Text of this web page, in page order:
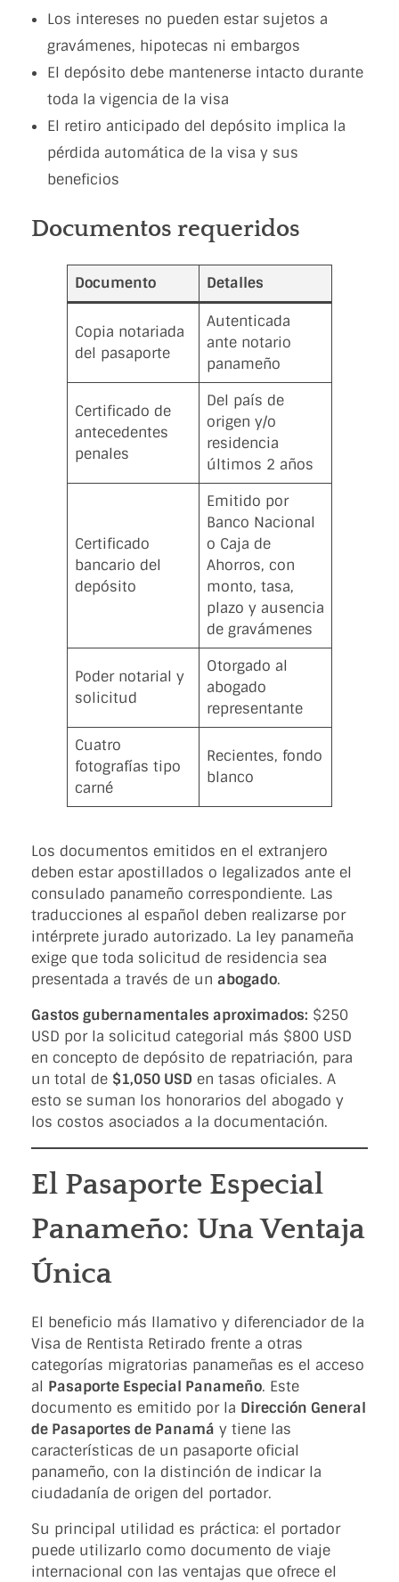
Los intereses no pueden estar sujetos a
gravámenes, hipotecas ni embargos
El depósito debe mantenerse intacto durante
toda la vigencia de la visa
El retiro anticipado del depósito implica la
pérdida automática de la visa y sus
beneficios
Documentos requeridos
Documento Detalles
Copia notariada
del pasaporte
Autenticada
ante notario
panameño
Certificado de
antecedentes
penales
Del país de
origen y/o
residencia
últimos 2 años
Certificado
bancario del
depósito
Emitido por
Banco Nacional
o Caja de
Ahorros, con
monto, tasa,
plazo y ausencia
de gravámenes
Poder notarial y
solicitud
Otorgado al
abogado
representante
Cuatro
fotografías tipo
carné
Recientes, fondo
blanco
Los documentos emitidos en el extranjero
deben estar apostillados o legalizados ante el
consulado panameño correspondiente. Las
traducciones al español deben realizarse por
intérprete jurado autorizado. La ley panameña
exige que toda solicitud de residencia sea
presentada a través de un abogado.
Gastos gubernamentales aproximados: $250
USD por la solicitud categorial más $800 USD
en concepto de depósito de repatriación, para
un total de $1,050 USD en tasas oficiales. A
esto se suman los honorarios del abogado y
los costos asociados a la documentación.
El Pasaporte Especial
Panameño: Una Ventaja
Única
El beneficio más llamativo y diferenciador de la
Visa de Rentista Retirado frente a otras
categorías migratorias panameñas es el acceso
al Pasaporte Especial Panameño. Este
documento es emitido por la Dirección General
de Pasaportes de Panamá y tiene las
características de un pasaporte oficial
panameño, con la distinción de indicar la
ciudadanía de origen del portador.
Su principal utilidad es práctica: el portador
puede utilizarlo como documento de viaje
internacional con las ventajas que ofrece el